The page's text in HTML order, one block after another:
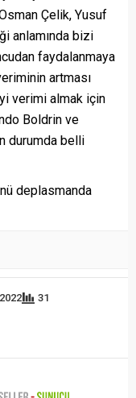
Çelik, Yusuf
anlamında bizi
faydalanmaya
artması
verimi almak için
Boldrin ve
durumda belli
deplasmanda
31